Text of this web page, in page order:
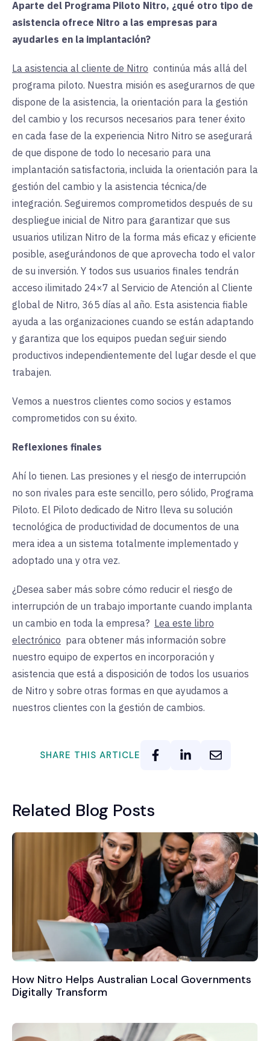
Aparte del Programa Piloto Nitro, ¿qué otro tipo de
asistencia ofrece Nitro a las empresas para
ayudarles en la implantación?
La asistencia al cliente de Nitro continúa más allá del
programa piloto. Nuestra misión es asegurarnos de que
dispone de la asistencia, la orientación para la gestión
del cambio y los recursos necesarios para tener éxito
en cada fase de la experiencia Nitro Nitro se asegurará
de que dispone de todo lo necesario para una
implantación satisfactoria, incluida la orientación para la
gestión del cambio y la asistencia técnica/de
integración. Seguiremos comprometidos después de su
despliegue inicial de Nitro para garantizar que sus
usuarios utilizan Nitro de la forma más eficaz y eficiente
posible, asegurándonos de que aprovecha todo el valor
de su inversión. Y todos sus usuarios finales tendrán
acceso ilimitado 24×7 al Servicio de Atención al Cliente
global de Nitro, 365 días al año. Esta asistencia fiable
ayuda a las organizaciones cuando se están adaptando
y garantiza que los equipos puedan seguir siendo
productivos independientemente del lugar desde el que
trabajen.
Vemos a nuestros clientes como socios y estamos
comprometidos con su éxito.
Reflexiones finales
Ahí lo tienen. Las presiones y el riesgo de interrupción
no son rivales para este sencillo, pero sólido, Programa
Piloto. El Piloto dedicado de Nitro lleva su solución
tecnológica de productividad de documentos de una
mera idea a un sistema totalmente implementado y
adoptado una y otra vez.
¿Desea saber más sobre cómo reducir el riesgo de
interrupción de un trabajo importante cuando implanta
un cambio en toda la empresa? Lea este libro
electrónico para obtener más información sobre
nuestro equipo de expertos en incorporación y
asistencia que está a disposición de todos los usuarios
de Nitro y sobre otras formas en que ayudamos a
nuestros clientes con la gestión de cambios.
SHARE THIS ARTICLE
Related Blog Posts
How Nitro Helps Australian Local Governments
Digitally Transform